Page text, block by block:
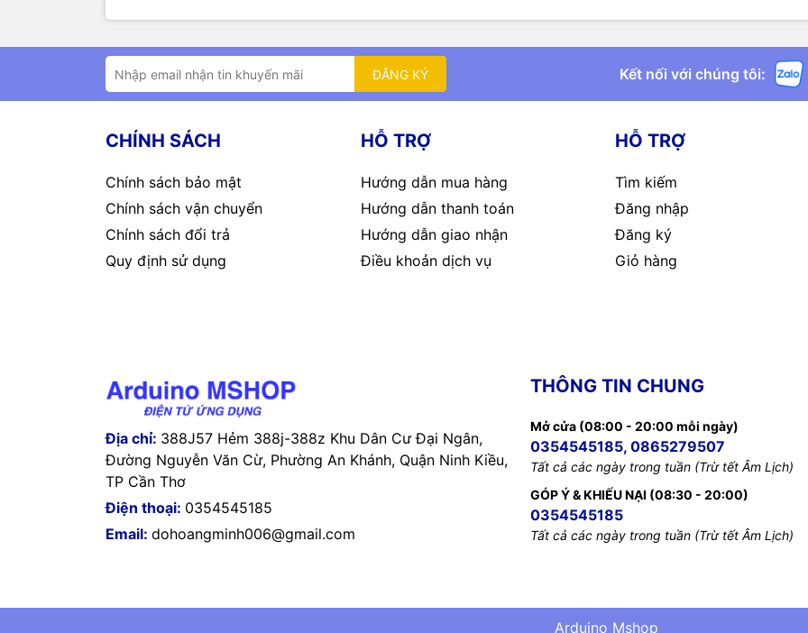
ĐĂNG KÝ Kết nối với chúng tôi:
CHÍNH SÁCH
Chính sách bảo mật
Chính sách vận chuyển
Chính sách đổi trả
Quy định sử dụng
HỖ TRỢ
Hướng dẫn mua hàng
Hướng dẫn thanh toán
Hướng dẫn giao nhận
Điều khoản dịch vụ
HỖ TRỢ
Tìm kiếm
Đăng nhập
Đăng ký
Giỏ hàng
Địa chỉ: 388J57 Hẻm 388j-388z Khu Dân Cư Đại Ngân,
Đường Nguyễn Văn Cừ, Phường An Khánh, Quận Ninh Kiều,
TP Cần Thơ
Điện thoại: 0354545185
Email: dohoangminh006@gmail.com
THÔNG TIN CHUNG
Mở cửa (08:00 - 20:00 mỗi ngày)
0354545185, 0865279507
Tất cả các ngày trong tuần (Trừ tết Âm Lịch)
GÓP Ý & KHIẾU NẠI (08:30 - 20:00)
0354545185
Tất cả các ngày trong tuần (Trừ tết Âm Lịch)
Arduino Mshop